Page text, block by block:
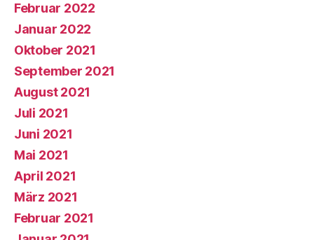
Februar 2022
Januar 2022
Oktober 2021
September 2021
August 2021
Juli 2021
Juni 2021
Mai 2021
April 2021
März 2021
Februar 2021